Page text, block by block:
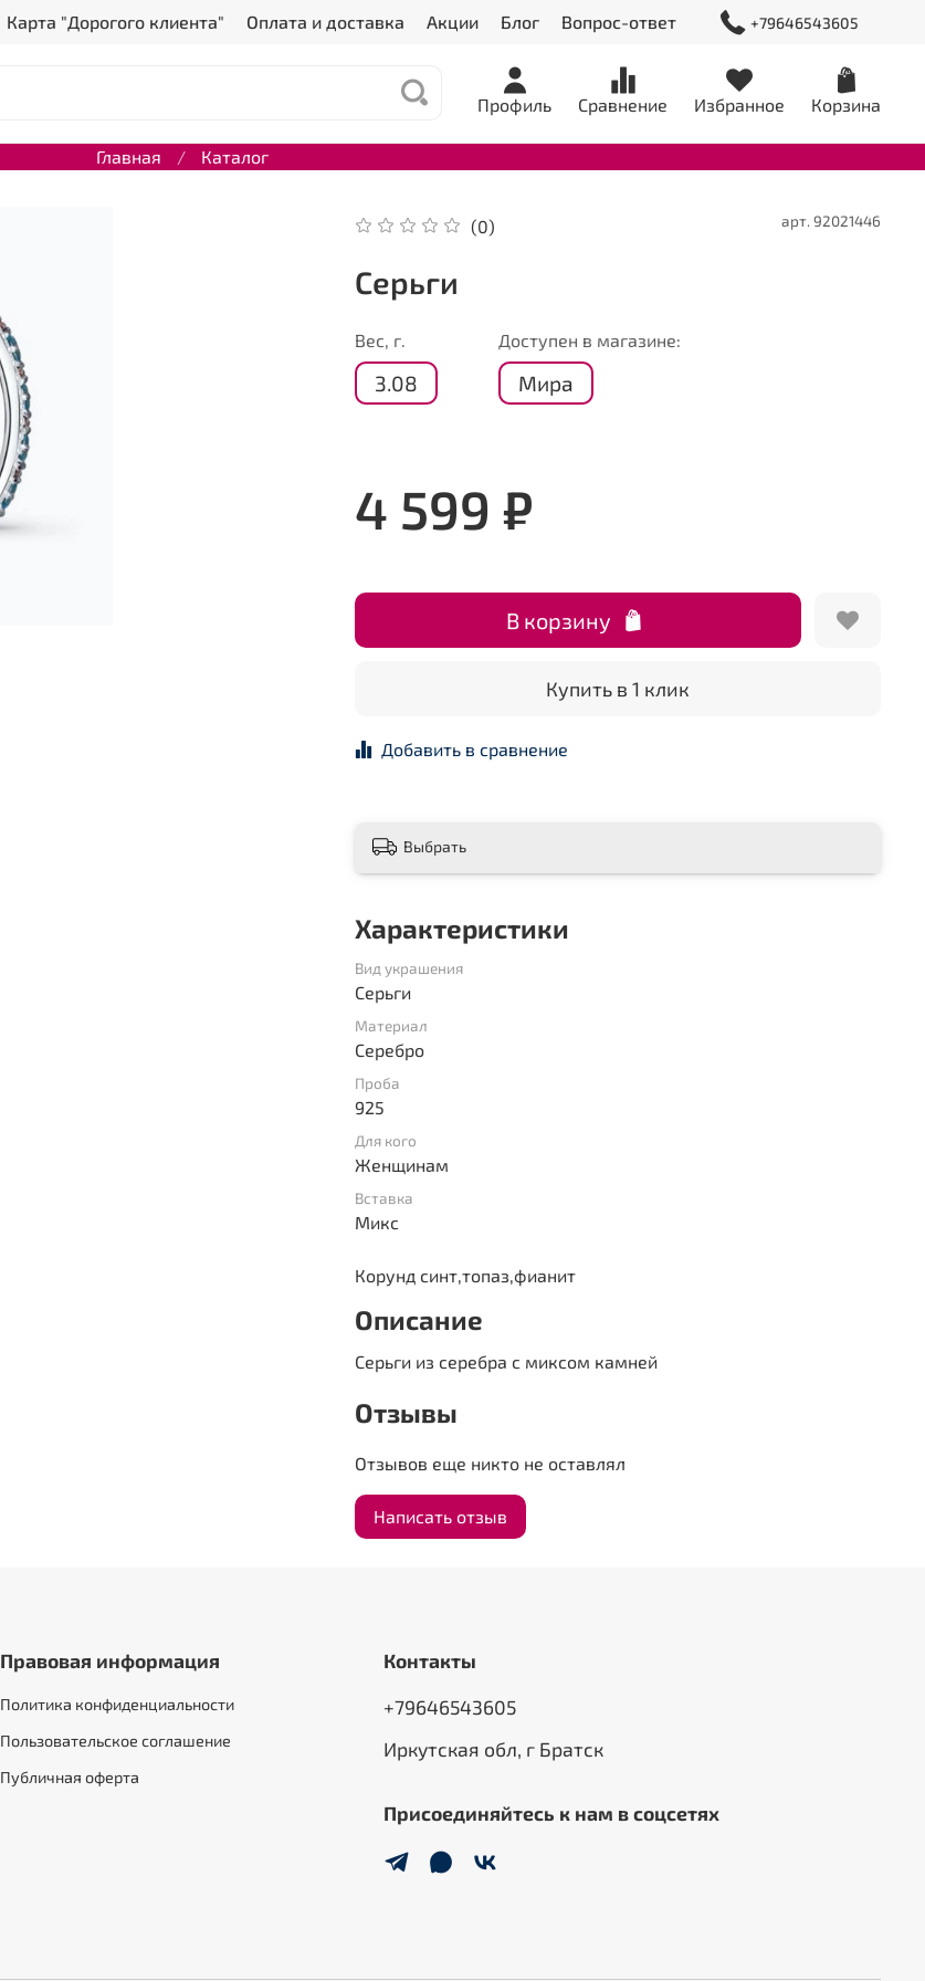
Карта "Дорогого клиента" Оплата и доставка Акции Блог Вопрос-ответ +79646543605
Профиль Сравнение Избранное Корзина
Главная Каталог
(0) арт. 92021446
Серьги
Вес, г.
3.08
Доступен в магазине:
Мира
4 599 ₽
В корзину
Купить в 1 клик
Добавить в сравнение
Выбрать
Характеристики
Вид украшения
Серьги
Материал
Серебро
Проба
925
Для кого
Женщинам
Вставка
Микс
Корунд синт,топаз,фианит
Описание
Серьги из серебра с миксом камней
Отзывы
Отзывов еще никто не оставлял
Написать отзыв
Правовая информация
Политика конфиденциальности
Пользовательское соглашение
Публичная оферта
Контакты
+79646543605
Иркутская обл, г Братск
Присоединяйтесь к нам в соцсетях